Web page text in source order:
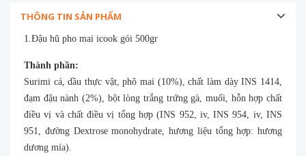
THÔNG TIN SẢN PHẨM
1.Đậu hũ pho mai icook gói 500gr
Thành phần:
Surimi cá, dầu thực vật, phô mai (10%), chất làm dày INS 1414,
đạm đậu nành (2%), bột lòng trắng trứng gà, muối, hỗn hợp chất
điều vị và chất điều vị tổng hợp (INS 952, iv, INS 954, iv, INS
951, đường Dextrose monohydrate, hương liệu tổng hợp: hương
dương mía).